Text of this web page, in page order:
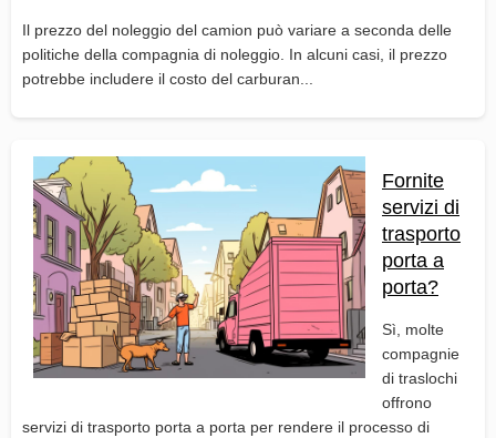
Il prezzo del noleggio del camion può variare a seconda delle
politiche della compagnia di noleggio. In alcuni casi, il prezzo
potrebbe includere il costo del carburan...
Fornite
servizi di
trasporto
porta a
porta?
Sì, molte
compagnie
di traslochi
offrono
servizi di trasporto porta a porta per rendere il processo di